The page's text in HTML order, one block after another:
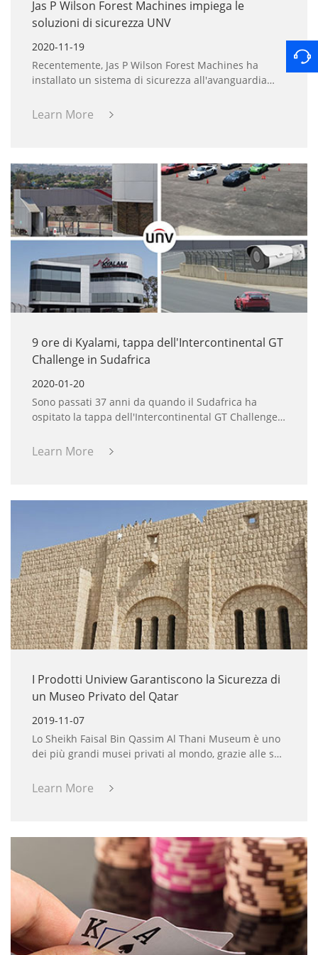
Jas P Wilson Forest Machines impiega le
soluzioni di sicurezza UNV
2020-11-19
Recentemente, Jas P Wilson Forest Machines ha
installato un sistema di sicurezza all'avanguardia
sede di 20.000 metri quadrati di Dalbeattie, nel sud-
Learn More
9 ore di Kyalami, tappa dell'Intercontinental GT
Challenge in Sudafrica
2020-01-20
Sono passati 37 anni da quando il Sudafrica ha
ospitato la tappa dell'Intercontinental GT Challenge
sarà il più grande evento automobilistico in
Learn More
I Prodotti Uniview Garantiscono la Sicurezza di
un Museo Privato del Qatar
2019-11-07
Lo Sheikh Faisal Bin Qassim Al Thani Museum è uno
dei più grandi musei privati al mondo, grazie alle sue
affidabili prodotti delle soluzioni Uniview sono stati
Learn More